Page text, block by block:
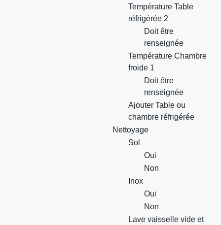
Température Table
réfrigérée 2
Doit être
renseignée
Température Chambre
froide 1
Doit être
renseignée
Ajouter Table ou
chambre réfrigérée
Nettoyage
Sol
Oui
Non
Inox
Oui
Non
Lave vaisselle vide et